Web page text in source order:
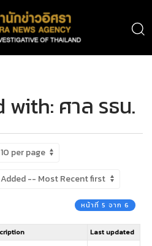
with: ศาล รธน.
หน้าที่ 5 จาก 6
Last updated